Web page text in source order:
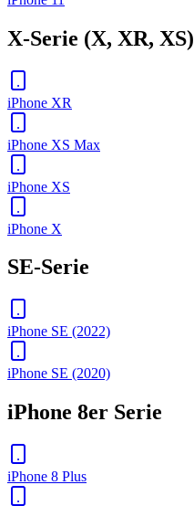
X-Serie (X, XR, XS)
iPhone XR
iPhone XS Max
iPhone XS
iPhone X
SE-Serie
iPhone SE (2022)
iPhone SE (2020)
iPhone 8er Serie
iPhone 8 Plus